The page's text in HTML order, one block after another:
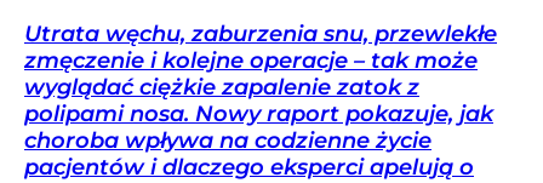
Utrata węchu, zaburzenia snu, przewlekłe
zmęczenie i kolejne operacje – tak może
wyglądać ciężkie zapalenie zatok z
polipami nosa. Nowy raport pokazuje, jak
choroba wpływa na codzienne życie
pacjentów i dlaczego eksperci apelują o